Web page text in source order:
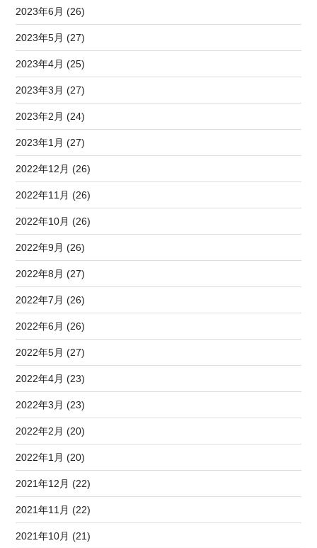
2023年6月 (26)
2023年5月 (27)
2023年4月 (25)
2023年3月 (27)
2023年2月 (24)
2023年1月 (27)
2022年12月 (26)
2022年11月 (26)
2022年10月 (26)
2022年9月 (26)
2022年8月 (27)
2022年7月 (26)
2022年6月 (26)
2022年5月 (27)
2022年4月 (23)
2022年3月 (23)
2022年2月 (20)
2022年1月 (20)
2021年12月 (22)
2021年11月 (22)
2021年10月 (21)